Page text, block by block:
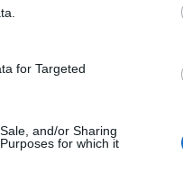
for Targeted
and/or Sharing
for which it